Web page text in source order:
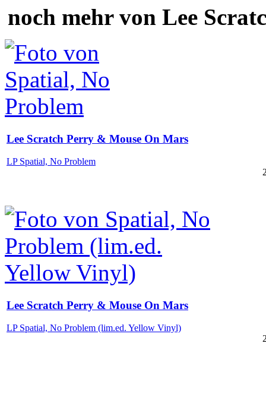
noch mehr von Lee
Lee Scratch Perry & Mouse On Mars
LP Spatial, No Problem
Lee Scratch Perry & Mouse On Mars
LP Spatial, No Problem (lim.ed. Yellow Vinyl)